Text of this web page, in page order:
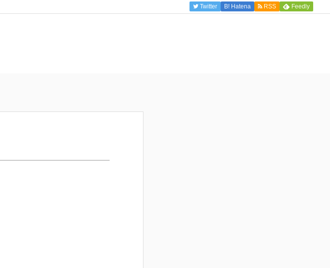
Twitter B! Hatena RSS Feedly